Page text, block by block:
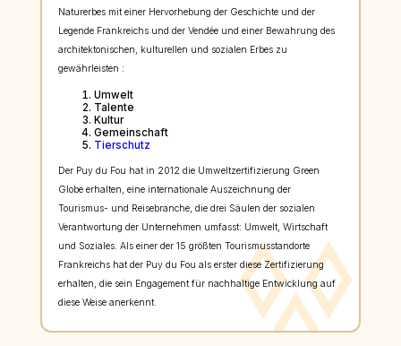
Naturerbes mit einer Hervorhebung der Geschichte und der
Legende Frankreichs und der Vendée und einer Bewahrung des
architektonischen, kulturellen und sozialen Erbes zu
gewährleisten :
Umwelt
Talente
Kultur
Gemeinschaft
Tierschutz
Der Puy du Fou hat in 2012 die Umweltzertifizierung Green
Globe erhalten, eine internationale Auszeichnung der
Tourismus- und Reisebranche, die drei Säulen der sozialen
Verantwortung der Unternehmen umfasst: Umwelt, Wirtschaft
und Soziales. Als einer der 15 größten Tourismusstandorte
Frankreichs hat der Puy du Fou als erster diese Zertifizierung
erhalten, die sein Engagement für nachhaltige Entwicklung auf
diese Weise anerkennt.